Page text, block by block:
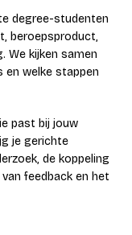
degree-studenten
beroepsproduct,
We kijken samen
en welke stappen
past bij jouw
je gerichte
de koppeling
feedback en het